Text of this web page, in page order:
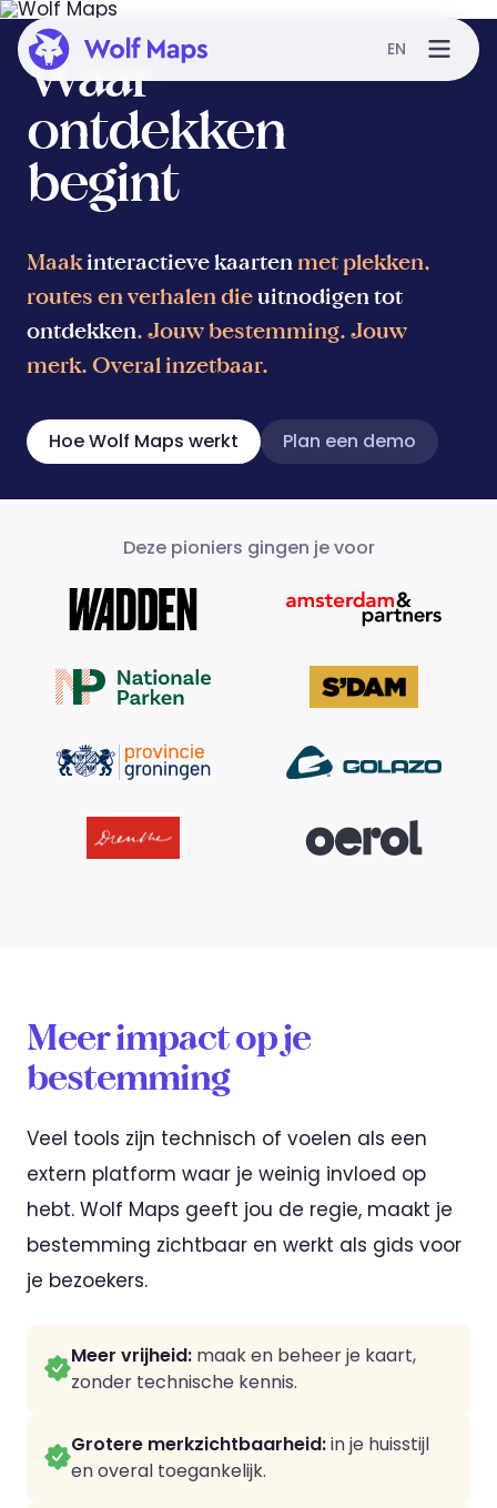
EN
Waar
ontdekken
begint
Maakinteractieve kaarten met plekken,
routes en verhalen die uitnodigen tot
ontdekken. Jouw bestemming. Jouw
merk. Overal inzetbaar.
Hoe Wolf Maps werkt Plan een demo
Deze pioniers gingen je voor
Meer impact op je
bestemming
Veel tools zijn technisch of voelen als een
extern platform waar je weinig invloed op
hebt. Wolf Maps geeft jou de regie, maakt je
bestemming zichtbaar en werkt als gids voor
je bezoekers.
Meer vrijheid: maak en beheer je kaart,
zonder technische kennis.
Grotere merkzichtbaarheid:in je huisstijl
en overal toegankelijk.